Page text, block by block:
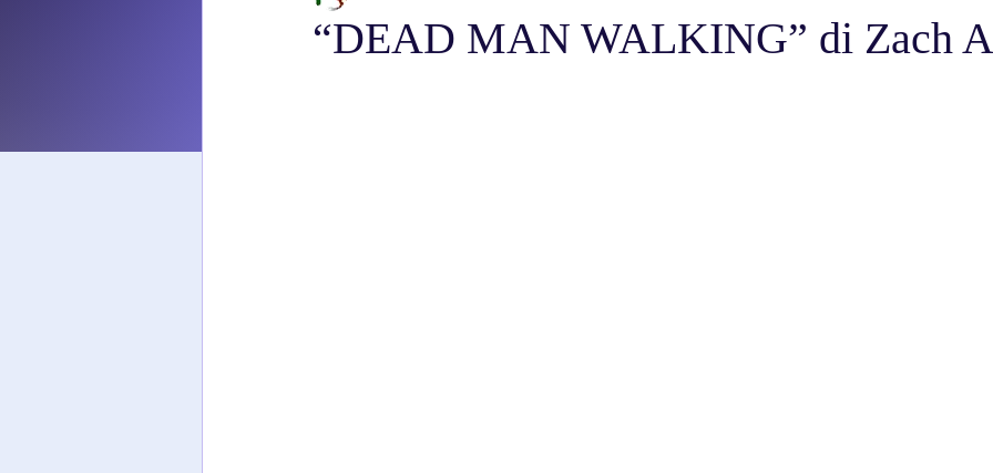
“DEAD MAN WALKING” di Zach